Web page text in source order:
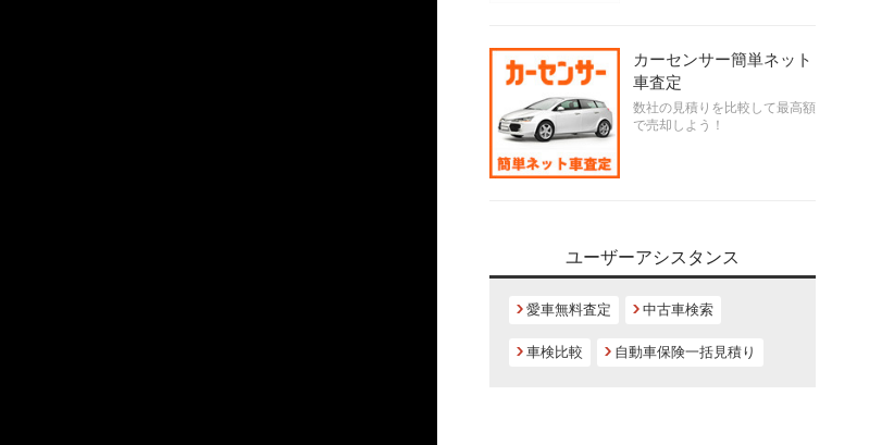
カーセンサー簡単ネット
車査定
数社の見積りを比較して最高額
で売却しよう！
ユーザーアシスタンス
愛車無料査定 中古車検索
車検比較 自動車保険一括見積り